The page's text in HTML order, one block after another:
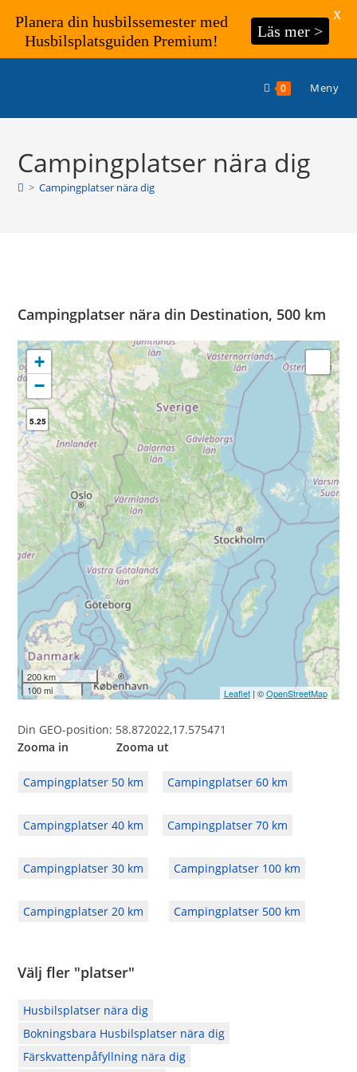
0 Meny
Campingplatser nära dig
> Campingplatser nära dig
Campingplatser nära din Destination, 500 km
+
−
5.25
200 km
100 mi
Leaflet| ©OpenStreetMap
Din GEO-position: 58.872022,17.575471
Zooma in Zooma ut
Campingplatser 50 km Campingplatser 60 km
Campingplatser 40 km Campingplatser 70 km
Campingplatser 30 km Campingplatser 100 km
Campingplatser 20 km Campingplatser 500 km
Välj fler "platser"
Husbilsplatser nära dig
Bokningsbara Husbilsplatser nära dig
Färskvattenpåfyllning nära dig
Planera din husbilssemester med
Husbilsplatsguiden Premium!
Läs mer >
X